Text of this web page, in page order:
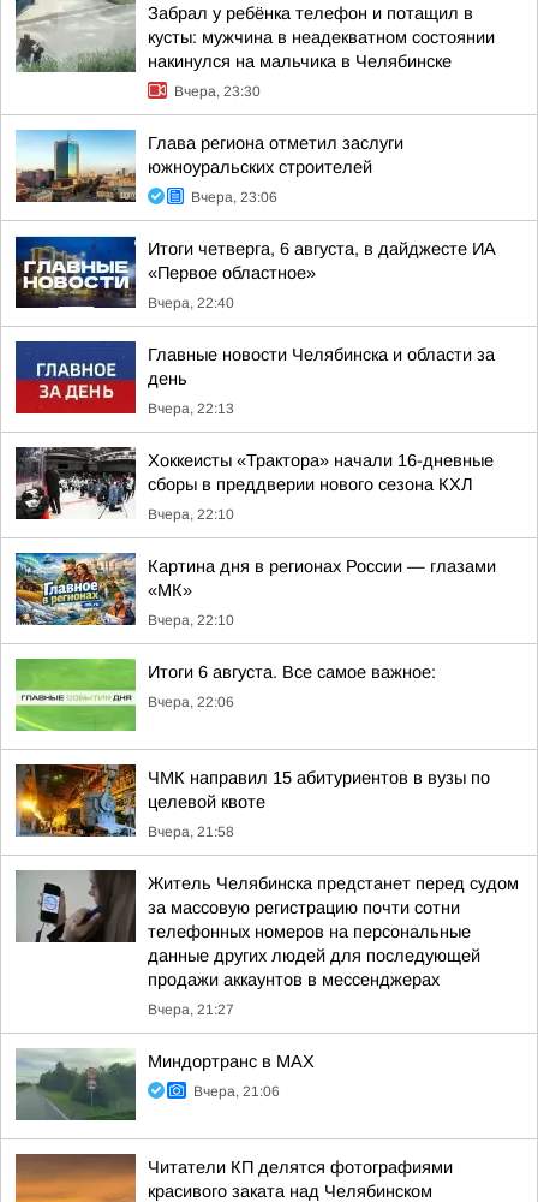
Забрал у ребёнка телефон и потащил в
кусты: мужчина в неадекватном состоянии
накинулся на мальчика в Челябинске
Вчера, 23:30
Глава региона отметил заслуги
южноуральских строителей
Вчера, 23:06
Итоги четверга, 6 августа, в дайджесте ИА
«Первое областное»
Вчера, 22:40
Главные новости Челябинска и области за
день
Вчера, 22:13
Хоккеисты «Трактора» начали 16-дневные
сборы в преддверии нового сезона КХЛ
Вчера, 22:10
Картина дня в регионах России — глазами
«МК»
Вчера, 22:10
Итоги 6 августа. Все самое важное:
Вчера, 22:06
ЧМК направил 15 абитуриентов в вузы по
целевой квоте
Вчера, 21:58
Житель Челябинска предстанет перед судом
за массовую регистрацию почти сотни
телефонных номеров на персональные
данные других людей для последующей
продажи аккаунтов в мессенджерах
Вчера, 21:27
Миндортранс в MAX
Вчера, 21:06
Читатели КП делятся фотографиями
красивого заката над Челябинском